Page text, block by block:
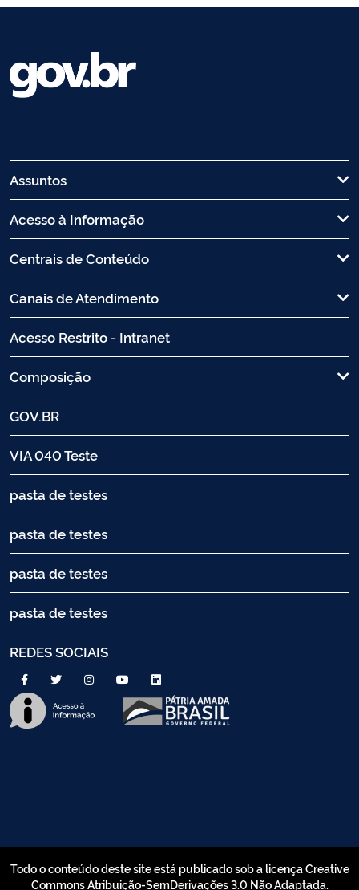
Assuntos
Acesso à Informação
Centrais de Conteúdo
Canais de Atendimento
Acesso Restrito - Intranet
Composição
GOV.BR
VIA 040 Teste
pasta de testes
pasta de testes
pasta de testes
pasta de testes
REDES SOCIAIS
Todo o conteúdo deste site está publicado sob a licença Creative
Commons Atribuição-SemDerivações 3.0 Não Adaptada.